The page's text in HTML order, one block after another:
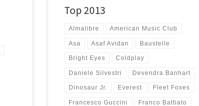
Top 2013
Almalibre American Music Club
Asa Asaf Avidan Baustelle
Bright Eyes Coldplay
Daniele Silvestri Devendra Banhart
Dinosaur Jr. Everest Fleet Foxes
Francesco Guccini Franco Battiato